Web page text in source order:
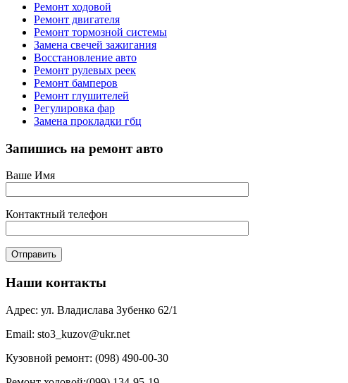
Ремонт ходовой
Ремонт двигателя
Ремонт тормозной системы
Замена свечей зажигания
Восстановление авто
Ремонт рулевых реек
Ремонт бамперов
Ремонт глушителей
Регулировка фар
Замена прокладки гбц
Запишись на ремонт авто
Ваше Имя
Контактный телефон
Наши контакты
Адрес: ул. Владислава Зубенко 62/1
Email: sto3_kuzov@ukr.net
Кузовной ремонт: (098) 490-00-30